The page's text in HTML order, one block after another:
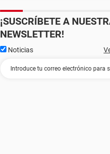
¡SUSCRÍBETE A
NEWSLETTER!
Noticias